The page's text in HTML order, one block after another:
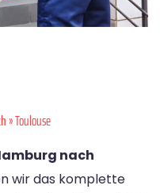
» Toulouse
nach
wir das komplette